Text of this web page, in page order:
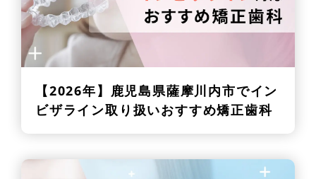
【2026年】 鹿児島県薩摩川内市でイン
ビザライン取り扱いおすすめ矯正歯科